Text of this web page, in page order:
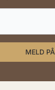
MELD PÅ